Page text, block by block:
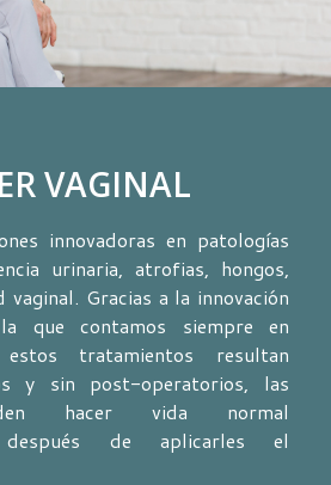
VAGINAL
innovadoras en patologías
urinaria, atrofias, hongos,
vaginal. Gracias a la innovación
que contamos siempre en
tratamientos resultan
y sin post-operatorios, las
hacer vida normal
después de aplicarles el